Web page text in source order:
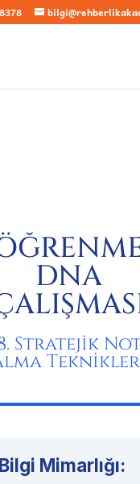
DNA
Stratejik
Bilgi Mimarlığı: